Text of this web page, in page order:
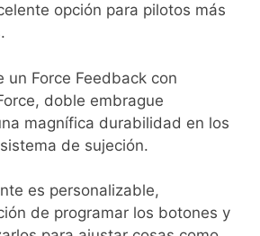
opción para pilotos más
un Force Feedback con
doble embrague
magnífica durabilidad en los
de sujeción.
es personalizable,
de programar los botones y